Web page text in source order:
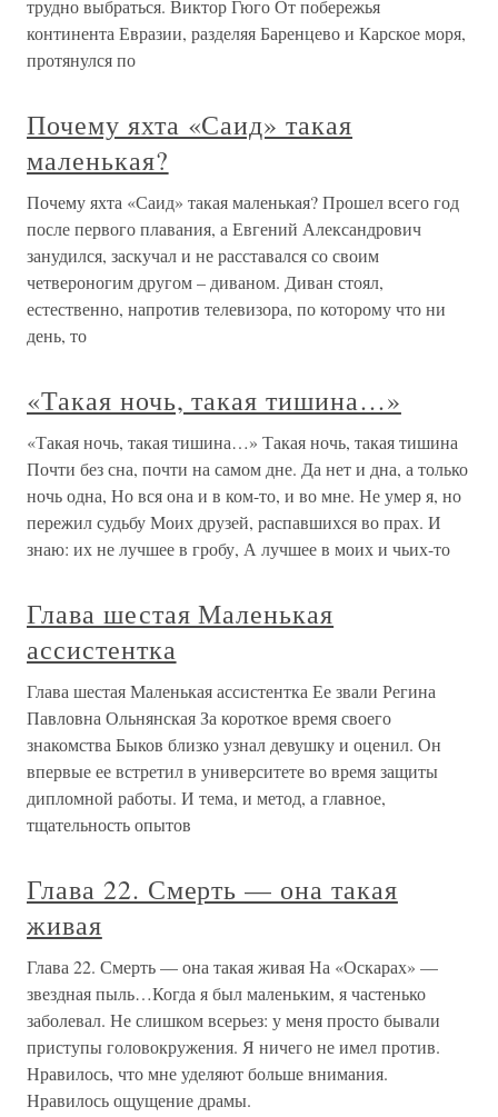
трудно выбраться. Виктор Гюго От побережья
континента Евразии, разделяя Баренцево и Карское моря,
протянулся по
Почему яхта «Саид» такая
маленькая?
Почему яхта «Саид» такая маленькая? Прошел всего год
после первого плавания, а Евгений Александрович
занудился, заскучал и не расставался со своим
четвероногим другом – диваном. Диван стоял,
естественно, напротив телевизора, по которому что ни
день, то
«Такая ночь, такая тишина…»
«Такая ночь, такая тишина…» Такая ночь, такая тишина
Почти без сна, почти на самом дне. Да нет и дна, а только
ночь одна, Но вся она и в ком-то, и во мне. Не умер я, но
пережил судьбу Моих друзей, распавшихся во прах. И
знаю: их не лучшее в гробу, А лучшее в моих и чьих-то
Глава шестая Маленькая
ассистентка
Глава шестая Маленькая ассистентка Ее звали Регина
Павловна Ольнянская За короткое время своего
знакомства Быков близко узнал девушку и оценил. Он
впервые ее встретил в университете во время защиты
дипломной работы. И тема, и метод, а главное,
тщательность опытов
Глава 22. Смерть — она такая
живая
Глава 22. Смерть — она такая живая На «Оскарах» —
звездная пыль…Когда я был маленьким, я частенько
заболевал. Не слишком всерьез: у меня просто бывали
приступы головокружения. Я ничего не имел против.
Нравилось, что мне уделяют больше внимания.
Нравилось ощущение драмы.